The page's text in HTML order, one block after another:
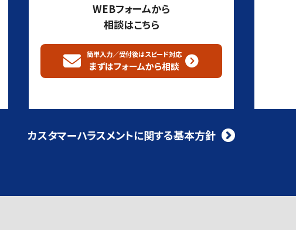
WEBフォームから
相談はこちら
簡単入力／受付後はスピード対応
まずはフォームから相談
カスタマーハラスメントに関する基本方針